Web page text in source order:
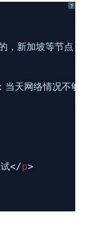
?
，新加坡等节点
当天网络情况不够
试</p>